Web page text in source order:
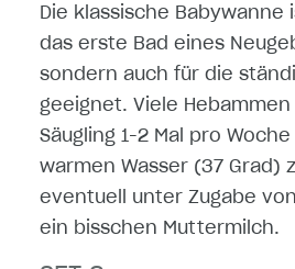
Die klassische
das erste Bad eines
sondern auch für die
geeignet. Viele
Säugling 1-2 Mal pro
warmen Wasser (37 Grad)
eventuell unter Zugabe
ein bisschen Muttermilch.